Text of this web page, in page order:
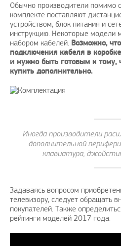
Обычно производители помимо
комплекте поставляют
устройством, блок питания и
инструкцию. Некоторые модели
набором кабелей. Возможно,
подключения кабеля в
и нужно быть готовым к тому,
купить дополнительно.
Иногда производители
дополнительной
клавиатура,
Задаваясь вопросом
телевизору, следует обращать
покупателей. Также
рейтинги моделей 2017 года.